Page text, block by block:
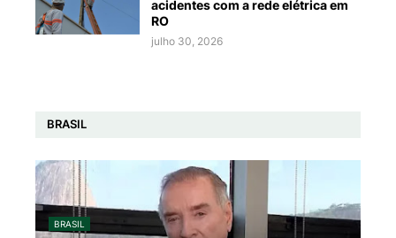
acidentes com a rede elétrica em
RO
julho 30, 2026
BRASIL
BRASIL